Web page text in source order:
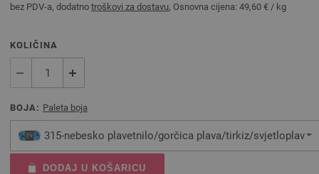
bez PDV-a, dodatno troškovi za dostavu, Osnovna cijena: 49,60 € / kg
KOLIČINA
BOJA: Paleta boja
315-nebesko plavetnilo/gorčica plava/tirkiz/svjetloplav
DODAJ U KOŠARICU